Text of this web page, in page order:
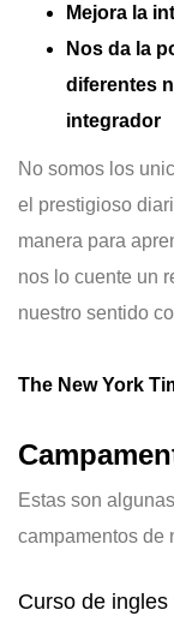
Mejora la
Nos da la
diferentes
integrador
No somos los
el prestigioso
manera para
nos lo cuente un
nuestro sentido
The New York
Estas son
campamentos de
Curso de